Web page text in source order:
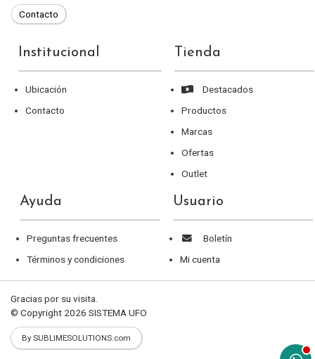
Institucional
Ubicación
Contacto
Tienda
Destacados
Productos
Marcas
Ofertas
Outlet
Ayuda
Preguntas frecuentes
Términos y condiciones
Usuario
Boletín
Mi cuenta
Gracias por su visita.
© Copyright 2026 SISTEMA UFO
By SUBLIMESOLUTIONS.com